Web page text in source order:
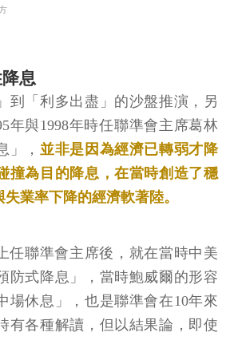
息
到「利多出盡」的沙盤推演，另
年與1998年時任聯準會主席葛林
」， 並非是因為經濟已轉弱才降
撞為目的降息，在當時創造了穩
業率下降的經濟軟著陸。
任聯準會主席後，就在當時中美
防式降息」，當時鮑威爾的形容
場休息」，也是聯準會在10年來
有各種解讀，但以結果論，即使